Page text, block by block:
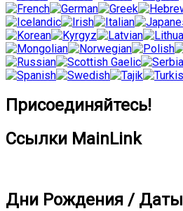
Присоединяйтесь!
Ссылки MainLink
Дни Рождения / Даты